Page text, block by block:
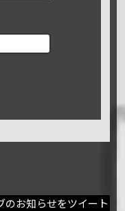
のお知らせをツイート